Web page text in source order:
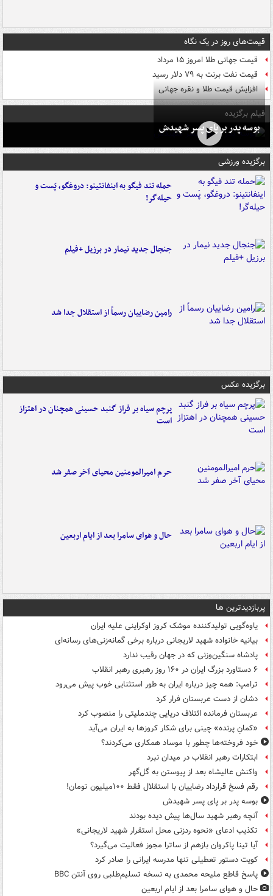
قیمت‌های روز در یک نگاه
قیمت جهانی طلا امروز ۱۵ مرداد
قیمت نفت برنت به ۷۹ دلار رسید
افزایش قیمت طلا و نقره جهانی
فیلم برگزیده
بوسه‌ پدر بر پای پسر شهیدش
برگزیده ورزشی
حمله تند فیگو به اینفانتینو: دروغگو، پَست‌ و
حیله‌گر!
جنجال جدید نیمار در برزیل +فیلم
رامین رضاییان رسماً از استقلال جدا شد
برگزیده عکس
پرچم سیاه بر فراز گنبد حسینی همچنان در اهتزاز
است
حرم امیرالمومنین محیای آخر صفر شد
حال و هوای سامرا بعد از ایام اربعین
پربازدیدترین ها
یاوه‌گویی تولیدکننده موشک کروز اوکراینی علیه ایران
بیانیه خانواده شهید لاریجانی درباره برخی گمانه‌زنی‌های رسانه‌ای
پادشاه سنگین‌وزنی که در جهان رقیب ندارد
۶ دستاورد بزرگ ایران در ۱۶۰ روز رهبری رهبر انقلاب
ترامپ: همه چیز درباره ایران به طور استثنایی خوب پیش می‌رود
دشان از دست عربستان فرار کرد
عربستان فرمانده ائتلاف دریایی چندملیتی را منصوب کرد
«کمانِ پرنده» چینی برای شکار کروزها به ایران می‌آید
خود فروخته‌ها چطور با موساد همکاری می‌کردند؟
ابتکارات رهبر انقلاب در میدان نبرد
واکنش عالیشاه بعد از پیوستن به گل‌گهر
رقم فسخ قرارداد رضاییان با استقلال فقط ۱۰۰میلیون تومان!
بوسه‌ پدر بر پای پسر شهیدش
آنچه رهبر شهید سال‌ها پیش دیده بودند
تکذیب ادعای «نحوه ردزنی محل استقرار شهید لاریجانی»
آیا تینا پاکروان بازهم از ساترا مجوز فعالیت می‌گیرد؟
کویت دستور تعطیلی تنها مدرسه ایرانی را صادر کرد
پاسخ قاطع ملیحه محمدی به نسخه تسلیم‌طلبی روی آنتن BBC
حال و هوای سامرا بعد از ایام اربعین